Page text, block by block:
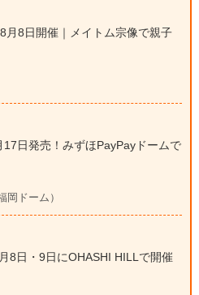
月8日開催｜メイトム宗像で親子
日発売！みずほPayPayドームで
ドーム）
8日・9日にOHASHI HILLで開催